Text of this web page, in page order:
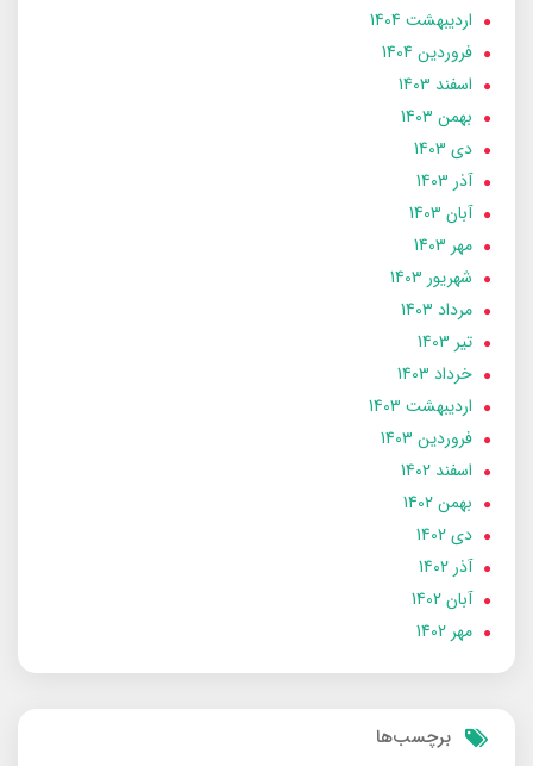
ارديبهشت 1404
فروردین 1404
اسفند 1403
بهمن 1403
دی 1403
آذر 1403
آبان 1403
مهر 1403
شهریور 1403
مرداد 1403
تير 1403
خرداد 1403
ارديبهشت 1403
فروردین 1403
اسفند 1402
بهمن 1402
دی 1402
آذر 1402
آبان 1402
مهر 1402
برچسب‌ها